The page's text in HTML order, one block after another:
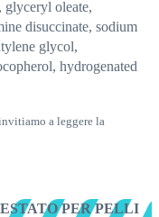
glyceryl oleate,
disuccinate, sodium
glycol,
hydrogenated
a leggere la
PER PELLI